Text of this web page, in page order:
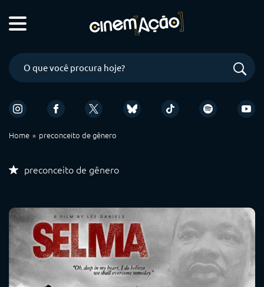
Home preconceito de gênero
preconceito de gênero